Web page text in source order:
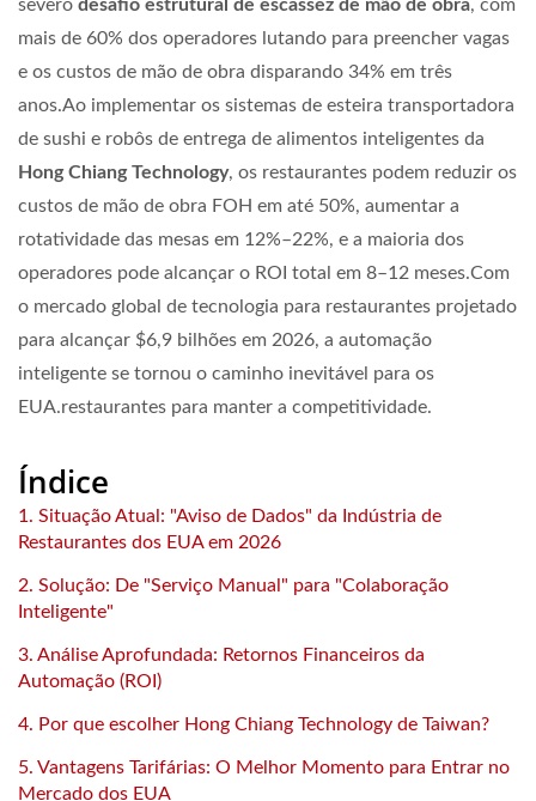
severo desafio estrutural de escassez de mão de obra, com
mais de 60% dos operadores lutando para preencher vagas
e os custos de mão de obra disparando 34% em três
anos.Ao implementar os sistemas de esteira transportadora
de sushi e robôs de entrega de alimentos inteligentes da
Hong Chiang Technology, os restaurantes podem reduzir os
custos de mão de obra FOH em até 50%, aumentar a
rotatividade das mesas em 12%–22%, e a maioria dos
operadores pode alcançar o ROI total em 8–12 meses.Com
o mercado global de tecnologia para restaurantes projetado
para alcançar $6,9 bilhões em 2026, a automação
inteligente se tornou o caminho inevitável para os
EUA.restaurantes para manter a competitividade.
Índice
1. Situação Atual: "Aviso de Dados" da Indústria de
Restaurantes dos EUA em 2026
2. Solução: De "Serviço Manual" para "Colaboração
Inteligente"
3. Análise Aprofundada: Retornos Financeiros da
Automação (ROI)
4. Por que escolher Hong Chiang Technology de Taiwan?
5. Vantagens Tarifárias: O Melhor Momento para Entrar no
Mercado dos EUA